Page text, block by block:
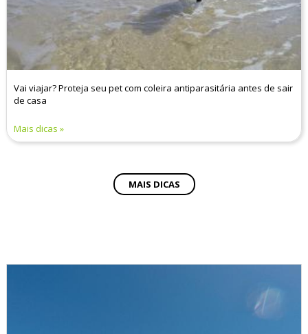
Vai viajar? Proteja seu pet com coleira antiparasitária antes de sair
de casa
Mais dicas
MAIS DICAS